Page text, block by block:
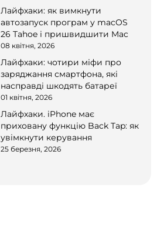
Лайфхаки: як вимкнути
автозапуск програм у macOS
26 Tahoe і пришвидшити Mac
08 квітня, 2026
Лайфхаки: чотири міфи про
заряджання смартфона, які
насправді шкодять батареї
01 квітня, 2026
Лайфхаки. iPhone має
приховану функцію Back Tap: як
увімкнути керування
25 березня, 2026